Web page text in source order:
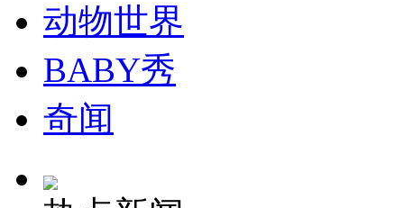
消防员救轻生者 花炮节热闹非凡
动物世界
BABY秀
奇闻